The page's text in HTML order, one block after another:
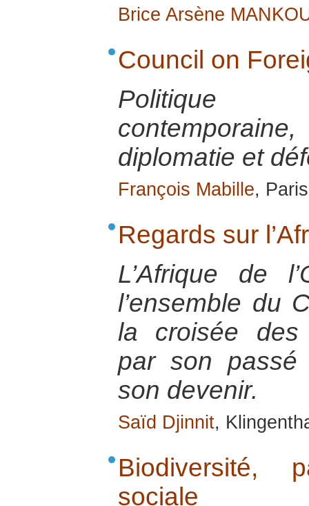
Brice Arsène
Council on
Politique
diplomatie et
François Mabille,
Regards sur
L’Afrique de
l’ensemble du
la croisée des
par son passé
son devenir.
Saïd Djinnit,
Biodiversité,
sociale